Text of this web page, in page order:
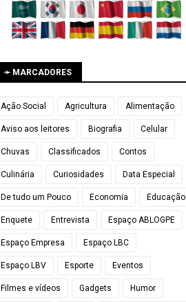
➛ MARCADORES
Ação Social Agricultura Alimentação
Aviso aos leitores Biografia Celular
Chuvas Classificados Contos
Culinária Curiosidades Data Especial
De tudo um Pouco Economia Educação
Enquete Entrevista Espaço ABLOGPE
Espaço Empresa Espaço LBC
Espaço LBV Esporte Eventos
Filmes e vídeos Gadgets Humor